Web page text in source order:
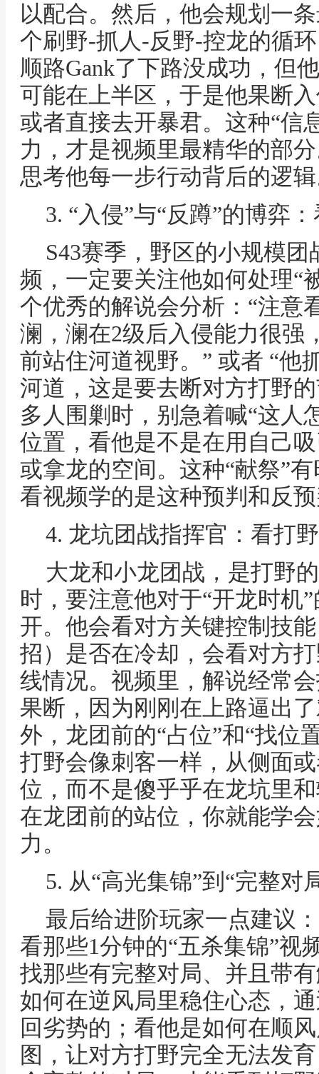
以配合。然后，他会规划一
个刷野-抓人-反野-控龙的循
顺路Gank了下路没成功，但
可能在上半区，于是他果断
或者直接去开暴君。这种“信
力，才是视频里最精华的部
思考他每一步行动背后的逻
3. “入侵”与“反蹲”的博弈
S43赛季，野区的小规模
频，一定要关注他如何处理“
个优秀的解说会分析：“注意
澜，澜在2级后入侵能力很强
前站住河道视野。” 或者 “他
河道，这是要去断对方打野
多人围剿时，别急着喊“这人
位置，看他是不是在用自己
或拿龙的空间。这种“献祭”
看视频学的是这种预判和反
4. 龙坑团战指挥官：看打
大龙和小龙团战，是打野
时，要注意他对于“开龙时机
开。他会看对方关键控制技
招）是否在冷却，会看对方
线情况。视频里，解说经常
果断，因为刚刚在上路逼出
外，龙团前的“占位”和“找位
打野会像刺客一样，从侧面
位，而不是傻乎乎在龙坑里
在龙团前的站位，你就能学
力。
5. 从“高光集锦”到“完整对
最后给进阶玩家一点建议
看那些1分钟的“五杀集锦”视
找那些有完整对局、并且带
如何在逆风局里稳住心态，
回劣势的；看他是如何在顺
图，让对方打野完全无法发